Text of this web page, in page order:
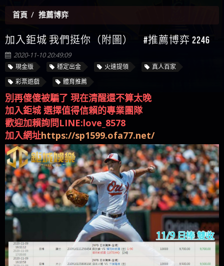
【蘇俊曄】所以會出金嗎現在也是一樣的狀況
【侯依揚】廢物喔
加入鉅城 我們挺你（附圖） #推薦博弈 2246
現金版 穩定出金 火速提領
真人百家
彩票遊戲
體育推薦
別再傻傻被騙了 現在清醒還不算太晚
加入鉅城 選擇值得信賴的專業團隊
歡迎加賴詢問LINE:love_8578
加入網址https://sp1599.ofa77.net/